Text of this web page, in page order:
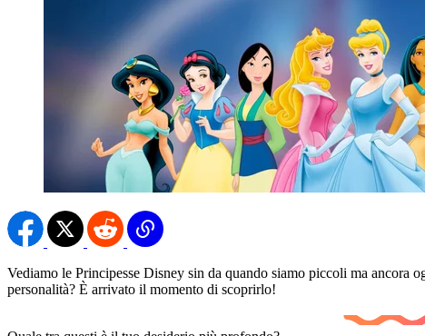
Vediamo le Principesse Disney sin da quando siamo piccoli ma ancora
personalità? È arrivato il momento di scoprirlo!